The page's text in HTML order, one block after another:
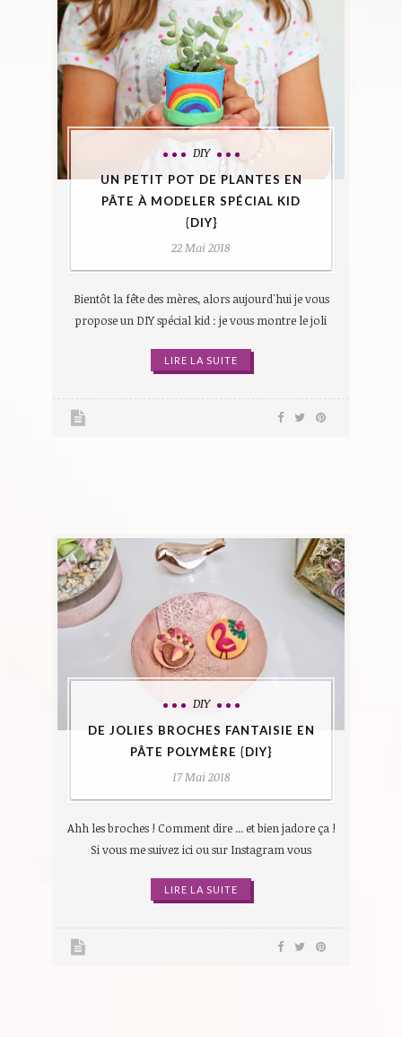
DIY
UN PETIT POT DE PLANTES EN
PÂTE À MODELER SPÉCIAL KID
{DIY}
22 Mai 2018
Bientôt la fête des mères, alors aujourd'hui je vous
propose un DIY spécial kid : je vous montre le joli
LIRE LA SUITE
DIY
DE JOLIES BROCHES FANTAISIE EN
PÂTE POLYMÈRE {DIY}
17 Mai 2018
Ahh les broches ! Comment dire ... et bien jadore ça !
Si vous me suivez ici ou sur Instagram vous
LIRE LA SUITE